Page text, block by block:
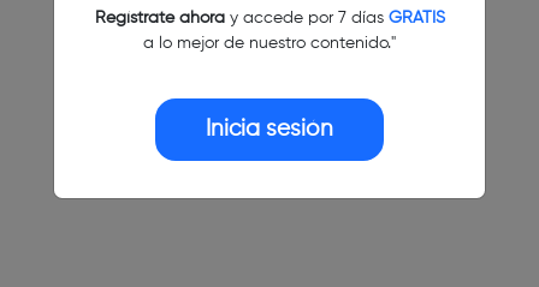
Regístrate ahoray accede por 7 días GRATIS
a lo mejor de nuestro contenido."
Inicia sesión